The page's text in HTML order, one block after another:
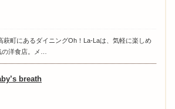
萩町にあるダイニングOh！La-Laは、気軽に楽しめ
洋食店。メ…
breath